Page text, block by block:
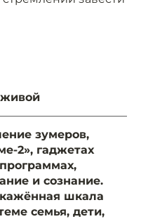
зумеров,
2», гаджетах
и сознание.
шкала
семья, дети,